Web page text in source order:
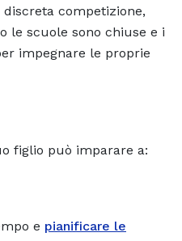
competizione,
le scuole sono chiuse e i
impegnare le proprie
figlio può imparare a:
e pianificare le